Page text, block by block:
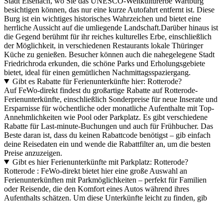
besichtigen können, das nur eine kurze Autofahrt entfernt ist. Diese
Burg ist ein wichtiges historisches Wahrzeichen und bietet eine
herrliche Aussicht auf die umliegende Landschaft.Darüber hinaus ist
die Gegend berühmt für ihr reiches kulturelles Erbe, einschließlich
der Möglichkeit, in verschiedenen Restaurants lokale Thüringer
Küche zu genießen. Besucher können auch die nahegelegene Stadt
Friedrichroda erkunden, die schöne Parks und Erholungsgebiete
bietet, ideal für einen gemütlichen Nachmittagsspaziergang.
Gibt es Rabatte für Ferienunterkünfte hier: Rotterode?
Auf FeWo-direkt findest du großartige Rabatte auf Rotterode-
Ferienunterkünfte, einschließlich Sonderpreise für neue Inserate und
Ersparnisse für wöchentliche oder monatliche Aufenthalte mit Top-
Annehmlichkeiten wie Pool oder Parkplatz. Es gibt verschiedene
Rabatte für Last-minute-Buchungen und auch für Frühbucher. Das
Beste daran ist, dass du keinen Rabattcode benötigst – gib einfach
deine Reisedaten ein und wende die Rabattfilter an, um die besten
Preise anzuzeigen.
Gibt es hier Ferienunterkünfte mit Parkplatz: Rotterode?
Rotterode : FeWo-direkt bietet hier eine große Auswahl an
Ferienunterkünften mit Parkmöglichkeiten – perfekt für Familien
oder Reisende, die den Komfort eines Autos während ihres
Aufenthalts schätzen. Um diese Unterkünfte leicht zu finden, gib